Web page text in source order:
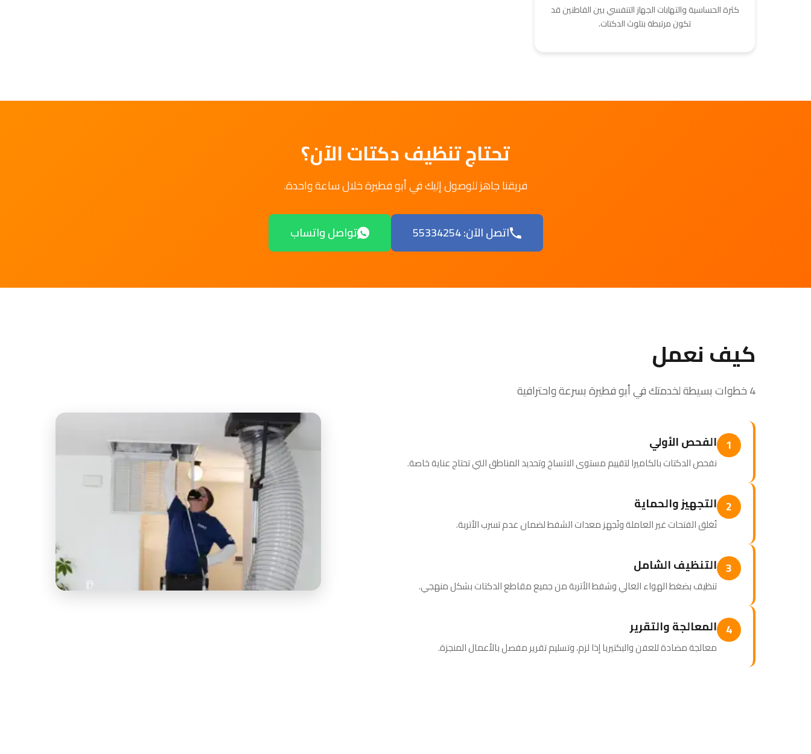
كثرة الحساسية والتهابات الجهاز التنفسي بين القاطنين قد
تكون مرتبطة بتلوث الدكتات.
تحتاج تنظيف دكتات الآن؟
فريقنا جاهز للوصول إليك في أبو فطيرة خلال ساعة واحدة.
اتصل الآن: 55334254 تواصل واتساب
كيف نعمل
4 خطوات بسيطة لخدمتك في أبو فطيرة بسرعة واحترافية
1 الفحص الأولي
نفحص الدكتات بالكاميرا لتقييم مستوى الاتساخ وتحديد المناطق التي تحتاج عناية خاصة.
2 التجهيز والحماية
نُغلق الفتحات غير العاملة ونُجهز معدات الشفط لضمان عدم تسرب الأتربة.
3 التنظيف الشامل
تنظيف بضغط الهواء العالي وشفط الأتربة من جميع مقاطع الدكتات بشكل منهجي.
4 المعالجة والتقرير
معالجة مضادة للعفن والبكتيريا إذا لزم، وتسليم تقرير مفصل بالأعمال المنجزة.